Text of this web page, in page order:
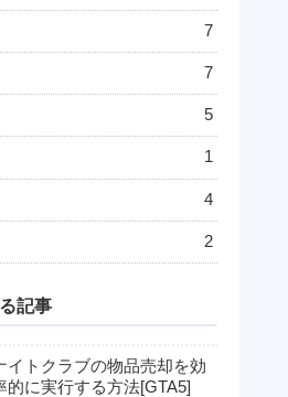
7
7
5
1
4
2
記事
イトクラブの物品売却を効
的に実行する方法[GTA5]